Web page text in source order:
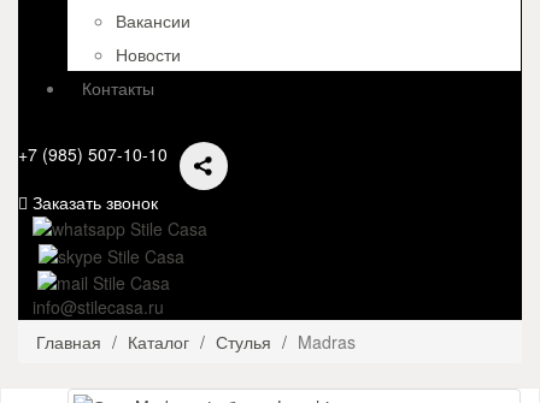
Вакансии
Новости
Контакты
+7 (985) 507-10-10
Заказать звонок
info@stilecasa.ru
Главная
Каталог Стулья Madras